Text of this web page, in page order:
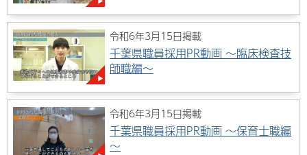
令和6年3月15日掲載
千葉県職員採用PR動画 ～臨床検査技
師職編～
令和6年3月15日掲載
千葉県職員採用PR動画 ～保育士職編
～